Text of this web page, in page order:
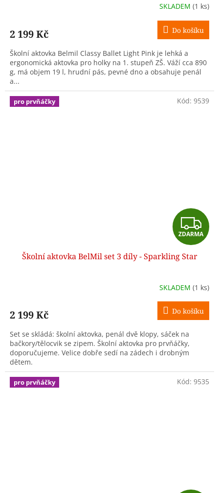
M
A
SKLADEM (1 ks)
2 199 Kč Do košíku
Školní aktovka Belmil Classy Ballet Light Pink je lehká a
ergonomická aktovka pro holky na 1. stupeň ZŠ. Váží cca 890
g, má objem 19 l, hrudní pás, pevné dno a obsahuje penál
a...
pro prvňáčky
Z
D
R
M
A
ZDARMA
Školní aktovka BelMil set 3 díly - Sparkling Star
SKLADEM (1 ks)
2 199 Kč Do košíku
Set se skládá: školní aktovka, penál dvě klopy, sáček na
bačkory/tělocvik se zipem. Školní aktovka pro prvňáčky,
doporučujeme. Velice dobře sedí na zádech i drobným
dětem.
Kód: 9539
pro prvňáčky Kód: 9535